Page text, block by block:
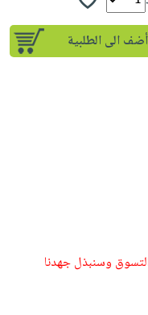
أضف الى الطلبية
وسنبذل جهدنا